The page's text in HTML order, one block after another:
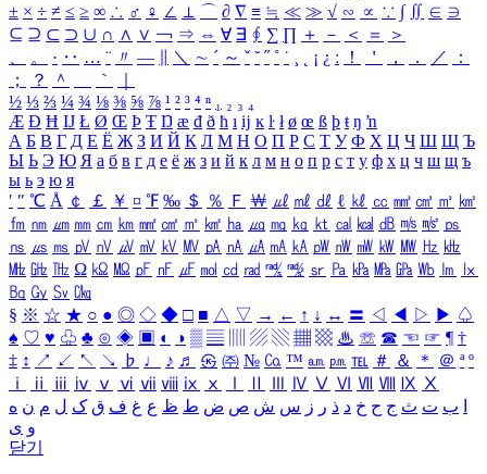
± × ÷ ≠ ≤ ≥ ∞ ∴ ♂ ♀ ∠ ⊥ ⌒ ∂ ∇ ≡ ≒ ≪ ≫ √ ∽ ∝ ∵ ∫ ∬ ∈ ∋
⊆ ⊇ ⊂ ⊃ ∪ ∩ ∧ ∨ ￢ ⇒ ⇔ ∀ ∃ ∮ ∑ ∏ ＋ － ＜ ＝
＞
、
。 · ‥ … ¨ 〃 ― ＼ ∼ ´ ～ ˇ ˘ ˝ ˚ ˙ ¸ ¡ ¿ ː ！ ＇ ， ． ／
：
；
？ ＾ ｀
½ ⅓ ⅔ ¼ ¾ ⅛ ⅜ ⅝ ⅞ ¹ ² ³ ⁴ ⁿ ₁ ₂ ₃ ₄
Æ Ð Ħ Ĳ Ł Ø Œ Þ Ŧ Ŋ æ đ ð ħ ı ĳ ĸ ŀ ł ø œ ß þ ŧ ŋ ŉ
А Б В Г Д Е Ё Ж З И Й К Л М Н О П Р С Т У Ф Х Ц Ч Ш Щ Ъ
Ы Ь Э Ю Я а б в г д е ё ж з и й к л м н о п р с т у ф х ц ч ш щ ъ
ы ь э ю я
′ ″ ℃ Å ￠ ￡ ￥ ¤ ℉ ‰ ＄ ％ Ｆ ￦ ㎕ ㎖ ㎗ ℓ ㎘ ㏄ ㎣ ㎤ ㎥ ㎦
㎙ ㎚ ㎛ ㎜ ㎝ ㎞ ㎟ ㎠ ㎡ ㎢ ㏊ ㎍ ㎎ ㎏ ㏏ ㎈ ㎉ ㏈ ㎧ ㎨ ㎰
㎱ ㎲ ㎳ ㎴ ㎵ ㎶ ㎷ ㎸ ㎹ ㎀ ㎁ ㎂ ㎃ ㎄ ㎺ ㎻ ㎽ ㎾ ㎿ ㎐ ㎑
㎒ ㎓ ㎔ Ω ㏀ ㏁ ㎊ ㎋ ㎌ ㏖ ㏅ ㎭ ㎮ ㎯ ㏛ ㎩ ㎪ ㎫ ㎬ ㏝ ㏐
㏓
㏃ ㏉ ㏜ ㏆
§ ※ ☆ ★ ○ ● ◎ ◇ ◆ □ ■ △ ▽ → ← ↑ ↓ ↔ 〓 ◁ ◀ ▷ ▶ ♤
♠ ♡ ♥ ♧ ♣ ⊙ ◈ ▣ ◐ ◑ ▒ ▤ ▨ ▧ ▦ ▩ ♨ ☏ ☎ ☜ ☞ ¶ †
‡ ↕ ↗ ↙ ↖ ↘ ♭ ♩ ♪ ♬ ㉿ ㈜ № ㏇ ™ ㏂ ㏘ ℡ ＃ ＆ ＊ ＠ ª º
ⅰ
ⅱ ⅲ ⅳ ⅴ ⅵ ⅶ ⅷ ⅸ ⅹ Ⅳ Ⅴ Ⅵ Ⅶ Ⅷ Ⅸ Ⅹ
ب ت ث ج ح خ د ذ ر ز س ش ص ض ط ظ ع غ ف ق ک ل م ن ه
و ی
닫기